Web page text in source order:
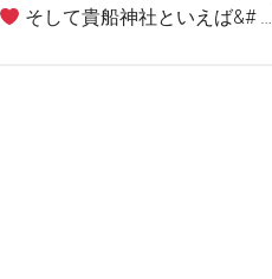
そして貴船神社といえば&# …